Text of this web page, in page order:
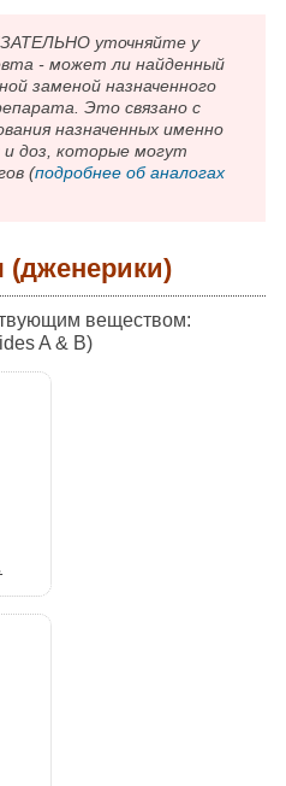
уточняйте у
- может ли найденный
заменой назначенного
Это связано с
назначенных именно
доз, которые могут
(подробнее об аналогах
веществом:
A & B)